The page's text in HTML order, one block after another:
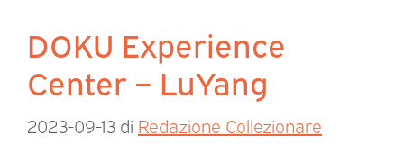
DOKU Experience
Center – LuYang
2023-09-13 di Redazione Collezionare